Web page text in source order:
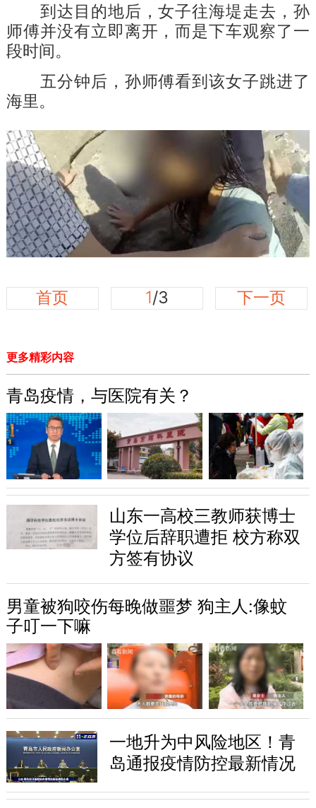
到达目的地后，女子往海堤走去，孙
师傅并没有立即离开，而是下车观察了一
段时间。
五分钟后，孙师傅看到该女子跳进了
海里。
首页 1/3 下一页
更多精彩内容
青岛疫情，与医院有关？
山东一高校三教师获博士
学位后辞职遭拒 校方称双
方签有协议
男童被狗咬伤每晚做噩梦 狗主人:像蚊
子叮一下嘛
一地升为中风险地区！青
岛通报疫情防控最新情况